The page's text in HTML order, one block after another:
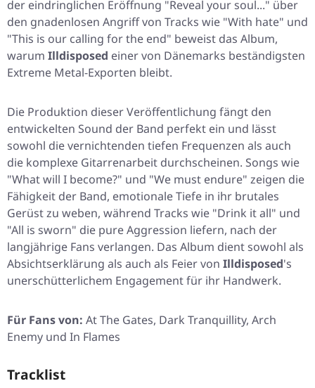
der eindringlichen Eröffnung "Reveal your soul..." über
den gnadenlosen Angriff von Tracks wie "With hate" und
"This is our calling for the end" beweist das Album,
warum Illdisposed einer von Dänemarks beständigsten
Extreme Metal-Exporten bleibt.
Die Produktion dieser Veröffentlichung fängt den
entwickelten Sound der Band perfekt ein und lässt
sowohl die vernichtenden tiefen Frequenzen als auch
die komplexe Gitarrenarbeit durchscheinen. Songs wie
"What will I become?" und "We must endure" zeigen die
Fähigkeit der Band, emotionale Tiefe in ihr brutales
Gerüst zu weben, während Tracks wie "Drink it all" und
"All is sworn" die pure Aggression liefern, nach der
langjährige Fans verlangen. Das Album dient sowohl als
Absichtserklärung als auch als Feier von Illdisposed's
unerschütterlichem Engagement für ihr Handwerk.
Für Fans von: At The Gates, Dark Tranquillity, Arch
Enemy und In Flames
Tracklist